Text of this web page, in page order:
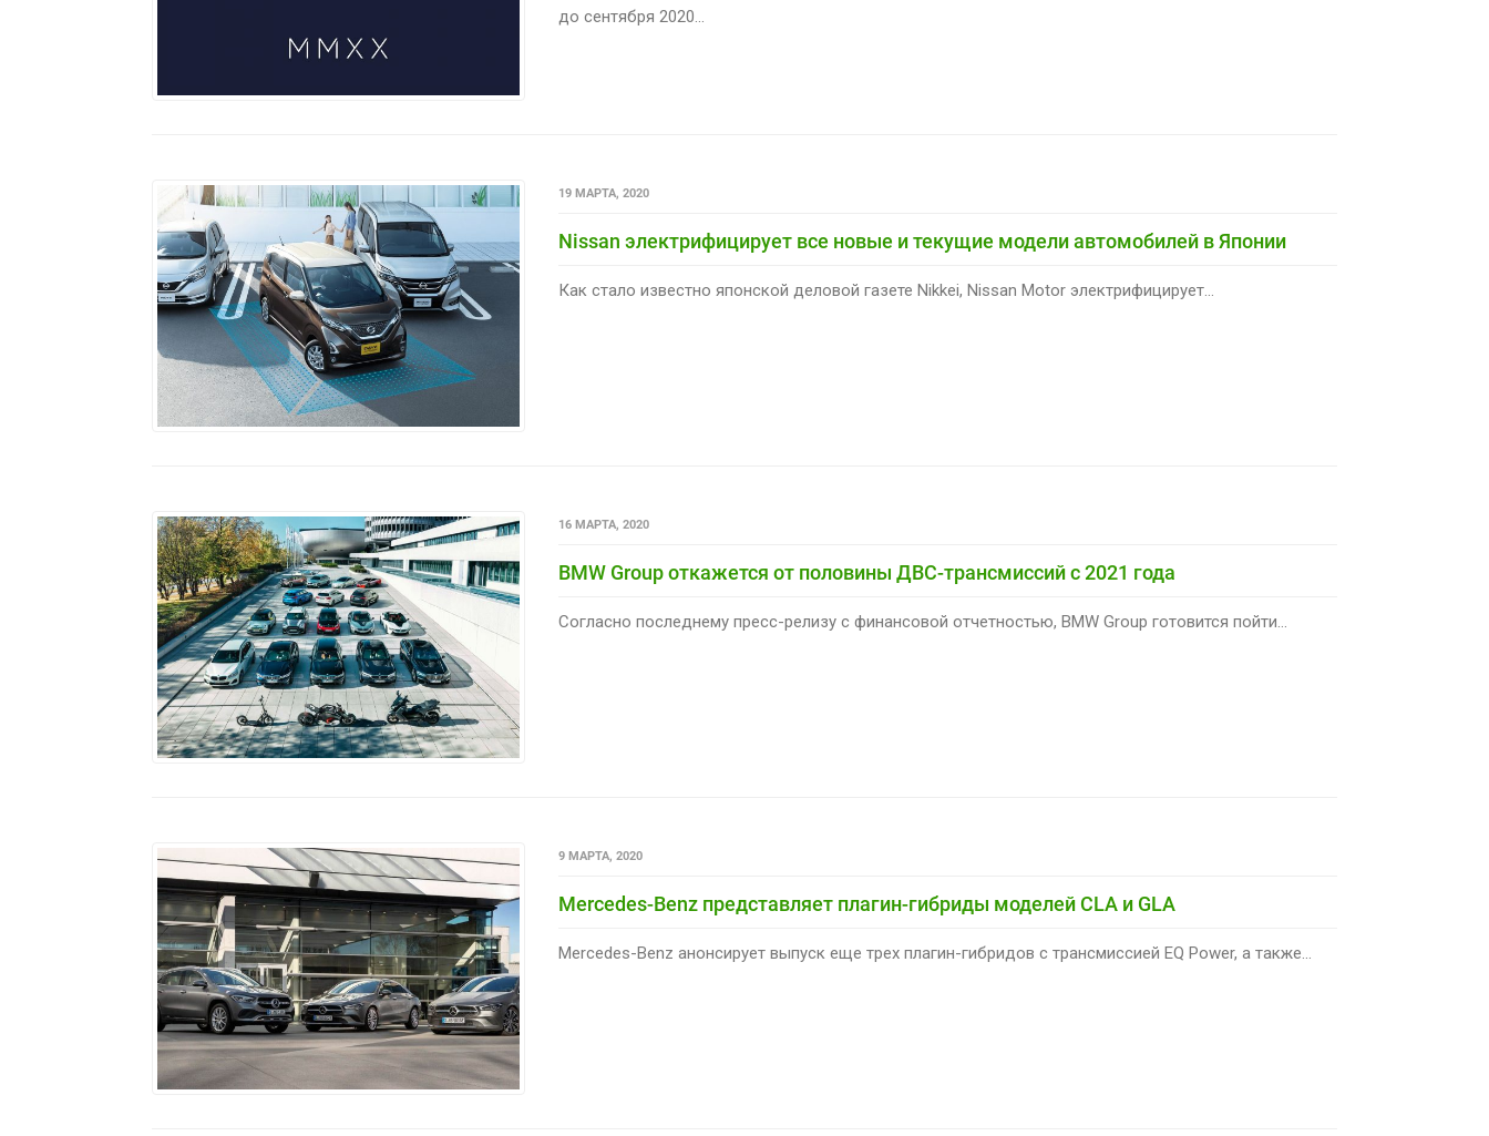
до сентября 2020...
19 МАРТА, 2020
Nissan электрифицирует все новые и текущие модели автомобилей в Японии
Как стало известно японской деловой газете Nikkei, Nissan Motor электрифицирует...
16 МАРТА, 2020
BMW Group откажется от половины ДВС-трансмиссий с 2021 года
Согласно последнему пресс-релизу с финансовой отчетностью, BMW Group готовится пойти...
9 МАРТА, 2020
Mercedes-Benz представляет плагин-гибриды моделей CLA и GLA
Mercedes-Benz анонсирует выпуск еще трех плагин-гибридов с трансмиссией EQ Power, а также...